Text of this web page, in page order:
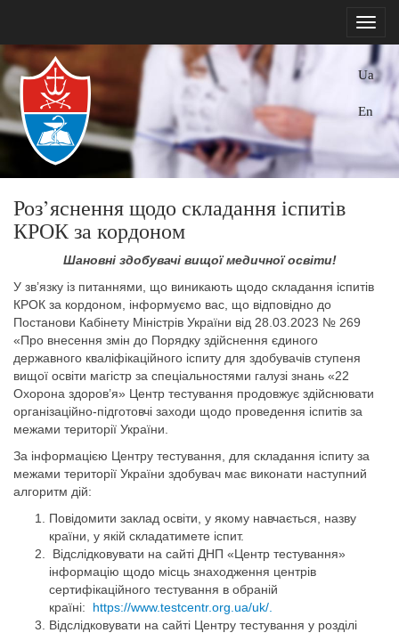
Ua
En
Роз’яснення щодо складання іспитів
КРОК за кордоном
Шановні здобувачі вищої медичної освіти!
У зв’язку із питаннями, що виникають щодо складання іспитів
КРОК за кордоном, інформуємо вас, що відповідно до
Постанови Кабінету Міністрів України від 28.03.2023 № 269
«Про внесення змін до Порядку здійснення єдиного
державного кваліфікаційного іспиту для здобувачів ступеня
вищої освіти магістр за спеціальностями галузі знань «22
Охорона здоров’я» Центр тестування продовжує здійснювати
організаційно-підготовчі заходи щодо проведення іспитів за
межами території України.
За інформацією Центру тестування, для складання іспиту за
межами території України здобувач має виконати наступний
алгоритм дій:
Повідомити заклад освіти, у якому навчається, назву
країни, у якій складатимете іспит.
Відслідковувати на сайті ДНП «Центр тестування»
інформацію щодо місць знаходження центрів
сертифікаційного тестування в обраній
країні: https://www.testcentr.org.ua/uk/.
Відслідковувати на сайті Центру тестування у розділі